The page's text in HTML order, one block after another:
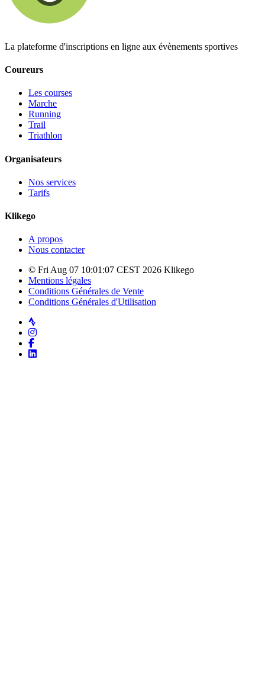
La plateforme d'inscriptions en ligne aux évènements sportives
Coureurs
Les courses
Marche
Running
Trail
Triathlon
Organisateurs
Nos services
Tarifs
Klikego
A propos
Nous contacter
© Fri Aug 07 10:01:07 CEST 2026 Klikego
Mentions légales
Conditions Générales de Vente
Conditions Générales d'Utilisation
Strava
Instagram
Facebook